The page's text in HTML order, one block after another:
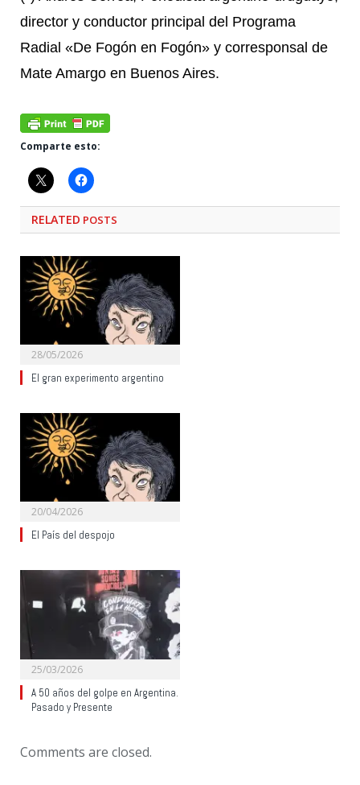
director y conductor principal del Programa
Radial «De Fogón en Fogón» y corresponsal de
Mate Amargo en Buenos Aires.
Comparte esto:
RELATED POSTS
28/05/2026
El gran experimento argentino
20/04/2026
El País del despojo
25/03/2026
A 50 años del golpe en Argentina.
Pasado y Presente
Comments are closed.